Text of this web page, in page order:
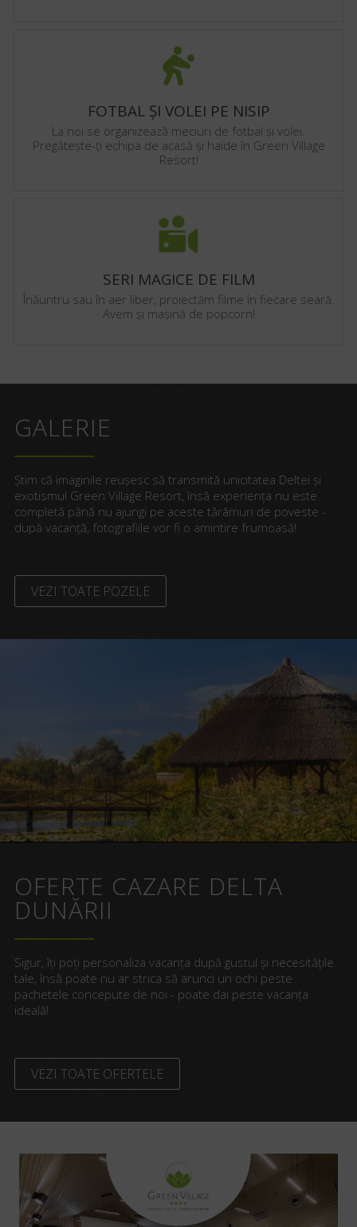
FOTBAL ȘI VOLEI PE NISIP
La noi se organizează meciuri de fotbal și volei.
Pregătește-ți echipa de acasă și haide în Green Village
Resort!
SERI MAGICE DE FILM
Înăuntru sau în aer liber, proiectăm filme în fiecare seară.
Avem și mașină de popcorn!
GALERIE
Știm că imaginile reușesc să transmită unicitatea Deltei și
exotismul Green Village Resort, însă experiența nu este
completă până nu ajungi pe aceste tărâmuri de poveste -
după vacanță, fotografiile vor fi o amintire frumoasă!
VEZI TOATE POZELE
OFERTE CAZARE DELTA
DUNĂRII
Sigur, îți poți personaliza vacanța după gustul și necesitățile
tale, însă poate nu ar strica să arunci un ochi peste
pachetele concepute de noi - poate dai peste vacanța
ideală!
VEZI TOATE OFERTELE